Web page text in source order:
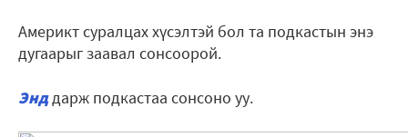
Америкт суралцах хүсэлтэй бол та подкастын энэ
дугаарыг заавал сонсоорой.
Энддарж подкастаа сонсоно уу.